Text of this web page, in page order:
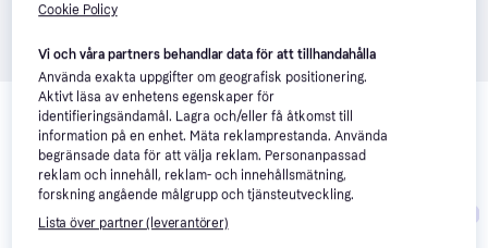
Relaterade produkter
Vi har plockat fram ett urval av produkter som kanske skulle
intressera dig. Visa alla
Trendande
Cookie Policy
Vi och våra partners behandlar data för att tillhandahålla
Använda exakta uppgifter om geografisk positionering.
Aktivt läsa av enhetens egenskaper för
identifieringsändamål. Lagra och/eller få åtkomst till
information på en enhet. Mäta reklamprestanda. Använda
begränsade data för att välja reklam. Personanpassad
reklam och innehåll, reklam- och innehållsmätning,
forskning angående målgrupp och tjänsteutveckling.
Lista över partner (leverantörer)